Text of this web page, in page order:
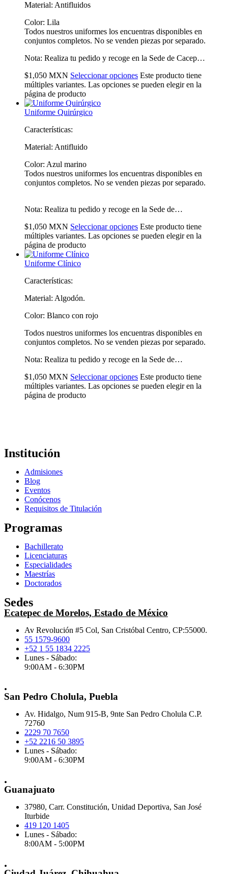
Material: Antifluidos
Color: Lila
Todos nuestros uniformes los encuentras disponibles en
conjuntos completos. No se venden piezas por separado.
Nota: Realiza tu pedido y recoge en la Sede de Cacep…
$1,050 MXN Seleccionar opciones Este producto tiene
múltiples variantes. Las opciones se pueden elegir en la
página de producto
Uniforme Quirúrgico
Características:
Material: Antifluido
Color: Azul marino
Todos nuestros uniformes los encuentras disponibles en
conjuntos completos. No se venden piezas por separado.
Nota: Realiza tu pedido y recoge en la Sede de…
$1,050 MXN Seleccionar opciones Este producto tiene
múltiples variantes. Las opciones se pueden elegir en la
página de producto
Uniforme Clínico
Características:
Material: Algodón.
Color: Blanco con rojo
Todos nuestros uniformes los encuentras disponibles en
conjuntos completos. No se venden piezas por separado.
Nota: Realiza tu pedido y recoge en la Sede de…
$1,050 MXN Seleccionar opciones Este producto tiene
múltiples variantes. Las opciones se pueden elegir en la
página de producto
Institución
Admisiones
Blog
Eventos
Conócenos
Requisitos de Titulación
Programas
Bachillerato
Licenciaturas
Especialidades
Maestrías
Doctorados
Sedes
Ecatepec de Morelos, Estado de México
Av Revolución #5 Col, San Cristóbal Centro, CP:55000.
55 1579-9600
+52 1 55 1834 2225
Lunes - Sábado:
9:00AM - 6:30PM
.
San Pedro Cholula, Puebla
Av. Hidalgo, Num 915-B, 9nte San Pedro Cholula C.P.
72760
2229 70 7650
+52 2216 50 3895
Lunes - Sábado:
9:00AM - 6:30PM
.
Guanajuato
37980, Carr. Constitución, Unidad Deportiva, San José
Iturbide
419 120 1405
Lunes - Sábado:
8:00AM - 5:00PM
.